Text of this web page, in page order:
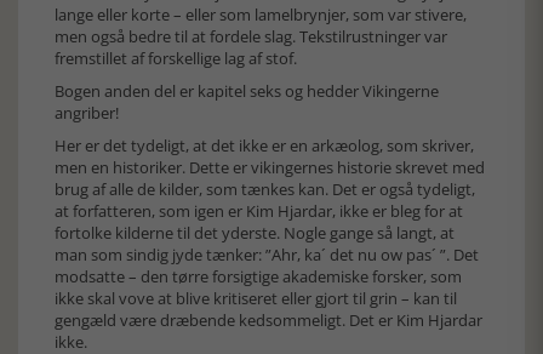
lange eller korte – eller som lamelbrynjer, som var stivere,
men også bedre til at fordele slag. Tekstilrustninger var
fremstillet af forskellige lag af stof.
Bogen anden del er kapitel seks og hedder Vikingerne
angriber!
Her er det tydeligt, at det ikke er en arkæolog, som skriver,
men en historiker. Dette er vikingernes historie skrevet med
brug af alle de kilder, som tænkes kan. Det er også tydeligt,
at forfatteren, som igen er Kim Hjardar, ikke er bleg for at
fortolke kilderne til det yderste. Nogle gange så langt, at
man som sindig jyde tænker: ”Ahr, ka´ det nu ow pas´ ”. Det
modsatte – den tørre forsigtige akademiske forsker, som
ikke skal vove at blive kritiseret eller gjort til grin – kan til
gengæld være dræbende kedsommeligt. Det er Kim Hjardar
ikke.